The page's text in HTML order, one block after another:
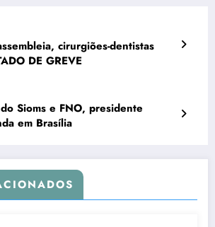
cirurgiões-dentistas
DE GREVE
Sioms e FNO, presidente
em Brasília